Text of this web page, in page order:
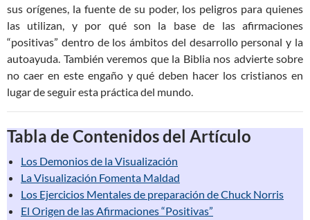
sus orígenes, la fuente de su poder, los peligros para quienes
las utilizan, y por qué son la base de las afirmaciones
“positivas” dentro de los ámbitos del desarrollo personal y la
autoayuda. También veremos que la Biblia nos advierte sobre
no caer en este engaño y qué deben hacer los cristianos en
lugar de seguir esta práctica del mundo.
Tabla de Contenidos del Artículo
Los Demonios de la Visualización
La Visualización Fomenta Maldad
Los Ejercicios Mentales de preparación de Chuck Norris
El Origen de las Afirmaciones “Positivas”